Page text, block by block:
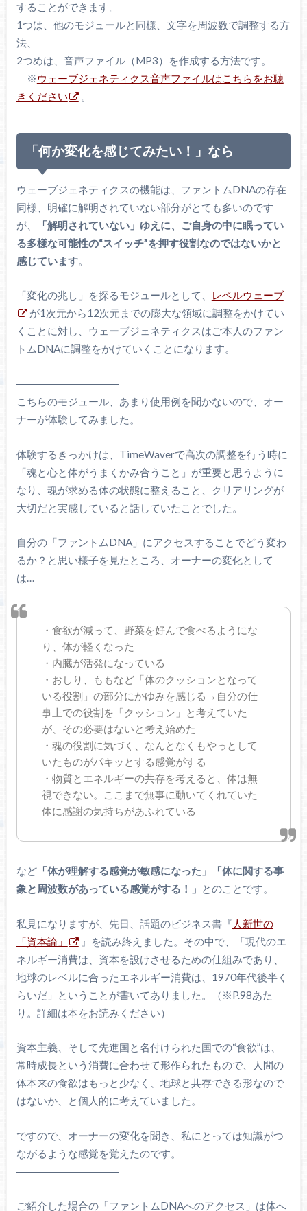
することができます。
1つは、他のモジュールと同様、文字を周波数で調整する方
法、
2つめは、音声ファイル（MP3）を作成する方法です。
※ウェーブジェネティクス音声ファイルはこちらをお聴
きください
。
「何か変化を感じてみたい！」なら
ウェーブジェネティクスの機能は、ファントムDNAの存在
同様、明確に解明されていない部分がとても多いのです
が、
「解明されていない」ゆえに、ご自身の中に眠ってい
る多様な可能性の“スイッチ”を押す役割なのではないかと
感じています。
「変化の兆し」を探るモジュールとして、
レベルウェーブ
が1次元から12次元までの膨大な領域に調整をかけてい
くことに対し、ウェーブジェネティクスはご本人のファン
トムDNAに調整をかけていくことになります。
――――――――――
こちらのモジュール、あまり使用例を聞かないので、オー
ナーが体験してみました。
体験するきっかけは、TimeWaverで高次の調整を行う時に
「魂と心と体がうまくかみ合うこと」が重要と思うように
なり、魂が求める体の状態に整えること、クリアリングが
大切だと実感していると話していたことでした。
自分の「ファントムDNA」にアクセスすることでどう変わ
るか？と思い様子を見たところ、オーナーの変化として
は…
・食欲が減って、野菜を好んで食べるようにな
り、体が軽くなった
・内臓が活発になっている
・おしり、ももなど「体のクッションとなって
いる役割」の部分にかゆみを感じる→自分の仕
事上での役割を「クッション」と考えていた
が、その必要はないと考え始めた
・魂の役割に気づく、なんとなくもやっとして
いたものがパキッとする感覚がする
・物質とエネルギーの共存を考えると、体は無
視できない。ここまで無事に動いてくれていた
体に感謝の気持ちがあふれている
など「体が理解する感覚が敏感になった」「体に関する事
象と周波数があっている感覚がする！」 とのことです。
私見になりますが、先日、話題のビジネス書『 人新世の
「資本論」
』を読み終えました。その中で、「現代のエ
ネルギー消費は、資本を設けさせるための仕組みであり、
地球のレベルに合ったエネルギー消費は、1970年代後半く
らいだ」ということが書いてありました。（※P.98あた
り。詳細は本をお読みください）
資本主義、そして先進国と名付けられた国での“食欲”は、
常時成長という消費に合わせて形作られたもので、人間の
体本来の食欲はもっと少なく、地球と共存できる形なので
はないか、と個人的に考えていました。
ですので、オーナーの変化を聞き、私にとっては知識がつ
ながるような感覚を覚えたのです。
――――――――――
ご紹介した場合の「ファントムDNAへのアクセス」は体へ